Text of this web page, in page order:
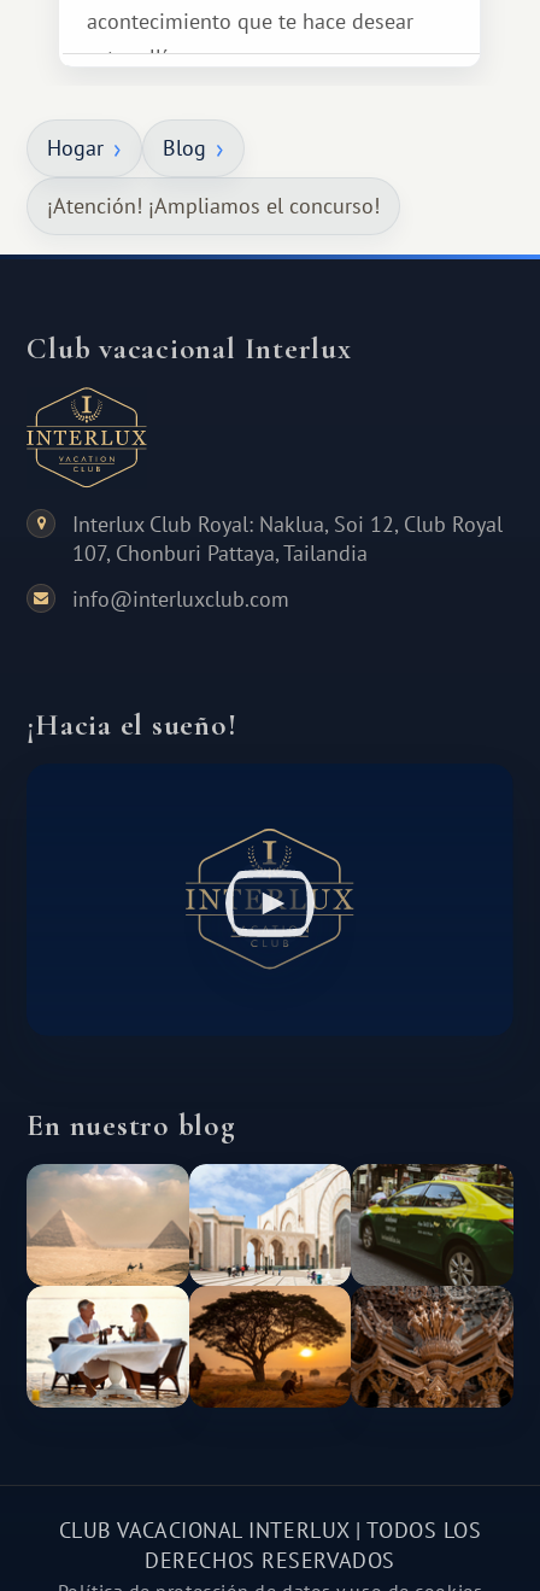
acontecimiento que te hace desear
estar allí...
Hogar Blog
¡Atención! ¡Ampliamos el concurso!
Club vacacional Interlux
Interlux Club Royal: Naklua, Soi 12, Club Royal
107, Chonburi Pattaya, Tailandia
info@interluxclub.com
¡Hacia el sueño!
En nuestro blog
CLUB VACACIONAL INTERLUX | TODOS LOS
DERECHOS RESERVADOS